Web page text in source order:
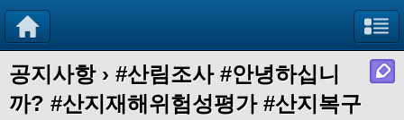
공지사항› #산림조사 #안녕하십니
까? #산지재해위험성평가 #산지복구